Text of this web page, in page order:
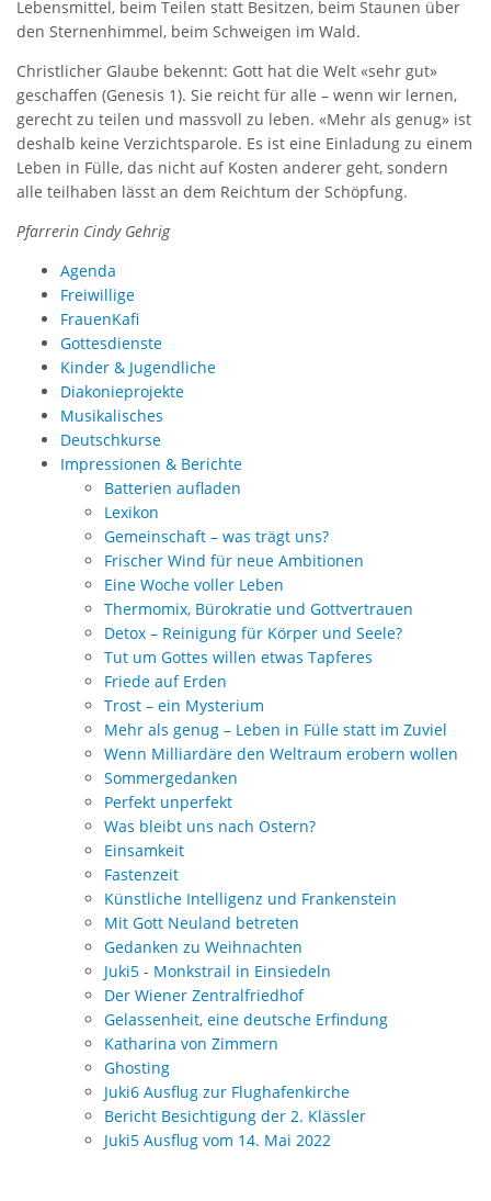
Lebensmittel, beim Teilen statt Besitzen, beim Staunen über
den Sternenhimmel, beim Schweigen im Wald.
Christlicher Glaube bekennt: Gott hat die Welt «sehr gut»
geschaffen (Genesis 1). Sie reicht für alle – wenn wir lernen,
gerecht zu teilen und massvoll zu leben. «Mehr als genug» ist
deshalb keine Verzichtsparole. Es ist eine Einladung zu einem
Leben in Fülle, das nicht auf Kosten anderer geht, sondern
alle teilhaben lässt an dem Reichtum der Schöpfung.
Pfarrerin Cindy Gehrig
Agenda
Freiwillige
FrauenKafi
Gottesdienste
Kinder & Jugendliche
Diakonieprojekte
Musikalisches
Deutschkurse
Impressionen & Berichte
Batterien aufladen
Lexikon
Gemeinschaft – was trägt uns?
Frischer Wind für neue Ambitionen
Eine Woche voller Leben
Thermomix, Bürokratie und Gottvertrauen
Detox – Reinigung für Körper und Seele?
Tut um Gottes willen etwas Tapferes
Friede auf Erden
Trost – ein Mysterium
Mehr als genug – Leben in Fülle statt im Zuviel
Wenn Milliardäre den Weltraum erobern wollen
Sommergedanken
Perfekt unperfekt
Was bleibt uns nach Ostern?
Einsamkeit
Fastenzeit
Künstliche Intelligenz und Frankenstein
Mit Gott Neuland betreten
Gedanken zu Weihnachten
Juki5 - Monkstrail in Einsiedeln
Der Wiener Zentralfriedhof
Gelassenheit, eine deutsche Erfindung
Katharina von Zimmern
Ghosting
Juki6 Ausflug zur Flughafenkirche
Bericht Besichtigung der 2. Klässler
Juki5 Ausflug vom 14. Mai 2022